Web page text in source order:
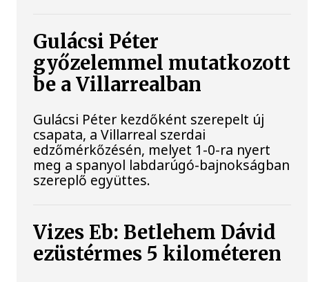
Gulácsi Péter
győzelemmel mutatkozott
be a Villarrealban
Gulácsi Péter kezdőként szerepelt új
csapata, a Villarreal szerdai
edzőmérkőzésén, melyet 1-0-ra nyert
meg a spanyol labdarúgó-bajnokságban
szereplő együttes.
Vizes Eb: Betlehem Dávid
ezüstérmes 5 kilométeren